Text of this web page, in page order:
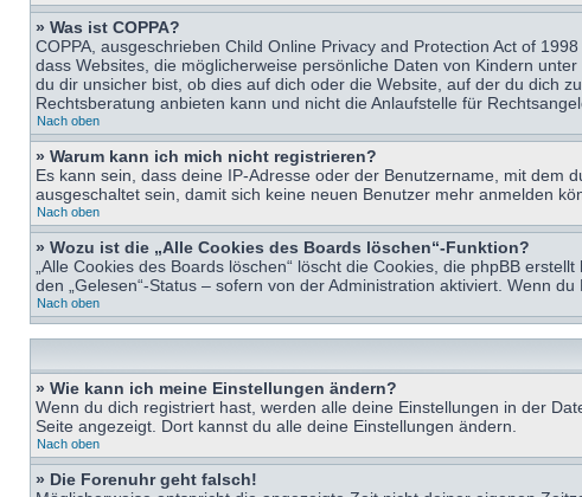
» Was ist COPPA?
COPPA, ausgeschrieben Child Online Privacy and Protection Act of
dass Websites, die möglicherweise persönliche Daten von Kindern
du dir unsicher bist, ob dies auf dich oder die Website, auf der du dich
Rechtsberatung anbieten kann und nicht die Anlaufstelle für
Nach oben
» Warum kann ich mich nicht registrieren?
Es kann sein, dass deine IP-Adresse oder der Benutzername, mit
ausgeschaltet sein, damit sich keine neuen Benutzer mehr anmelden
Nach oben
» Wozu ist die „Alle Cookies des Boards löschen“-Funktion?
„Alle Cookies des Boards löschen“ löscht die Cookies, die phpBB
den „Gelesen“-Status – sofern von der Administration aktiviert. Wenn
Nach oben
» Wie kann ich meine Einstellungen ändern?
Wenn du dich registriert hast, werden alle deine Einstellungen in der
Seite angezeigt. Dort kannst du alle deine Einstellungen ändern.
Nach oben
» Die Forenuhr geht falsch!